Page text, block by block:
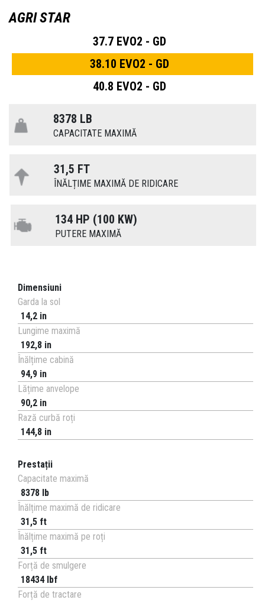
AGRI STAR
37.7 EVO2 - GD
38.10 EVO2 - GD
40.8 EVO2 - GD
8378 LB
CAPACITATE MAXIMĂ
31,5 FT
ÎNĂLȚIME MAXIMĂ DE RIDICARE
134 HP (100 KW)
PUTERE MAXIMĂ
Dimensiuni
Garda la sol
14,2 in
Lungime maximă
192,8 in
Înălțime cabină
94,9 in
Lățime anvelope
90,2 in
Rază curbă roți
144,8 in
Prestații
Capacitate maximă
8378 lb
Înălțime maximă de ridicare
31,5 ft
Înălțime maximă pe roți
31,5 ft
Forță de smulgere
18434 lbf
Forță de tractare